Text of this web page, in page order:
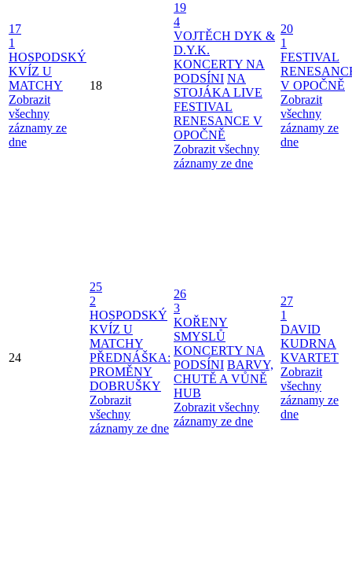
17
1
HOSPODSKÝ
KVÍZ U
MATCHY
Zobrazit
všechny
záznamy ze
dne
18
19
4
VOJTĚCH DYK &
D.Y.K.
KONCERTY NA
PODSÍNI NA
STOJÁKA LIVE
FESTIVAL
RENESANCE V
OPOČNĚ
Zobrazit všechny
záznamy ze dne
20
1
FESTIVAL
V OPOČNĚ
Zobrazit
všechny
záznamy ze
dne
24
25
2
HOSPODSKÝ
KVÍZ U
MATCHY
PŘEDNÁŠKA:
PROMĚNY
DOBRUŠKY
Zobrazit
všechny
záznamy ze dne
26
3
KOŘENY
SMYSLŮ
KONCERTY NA
PODSÍNI BARVY,
CHUTĚ A VŮNĚ
HUB
Zobrazit všechny
záznamy ze dne
27
1
DAVID
KUDRNA
KVARTET
Zobrazit
všechny
záznamy ze
dne